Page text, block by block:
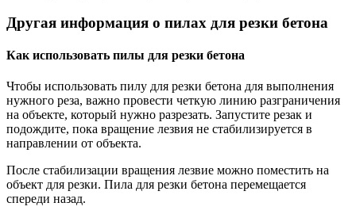
Другая информация о пилах для резки бетона
Как использовать пилы для резки бетона
Чтобы использовать пилу для резки бетона для выполнения
нужного реза, важно провести четкую линию разграничения
на объекте, который нужно разрезать. Запустите резак и
подождите, пока вращение лезвия не стабилизируется в
направлении от объекта.
После стабилизации вращения лезвие можно поместить на
объект для резки. Пила для резки бетона перемещается
спереди назад.